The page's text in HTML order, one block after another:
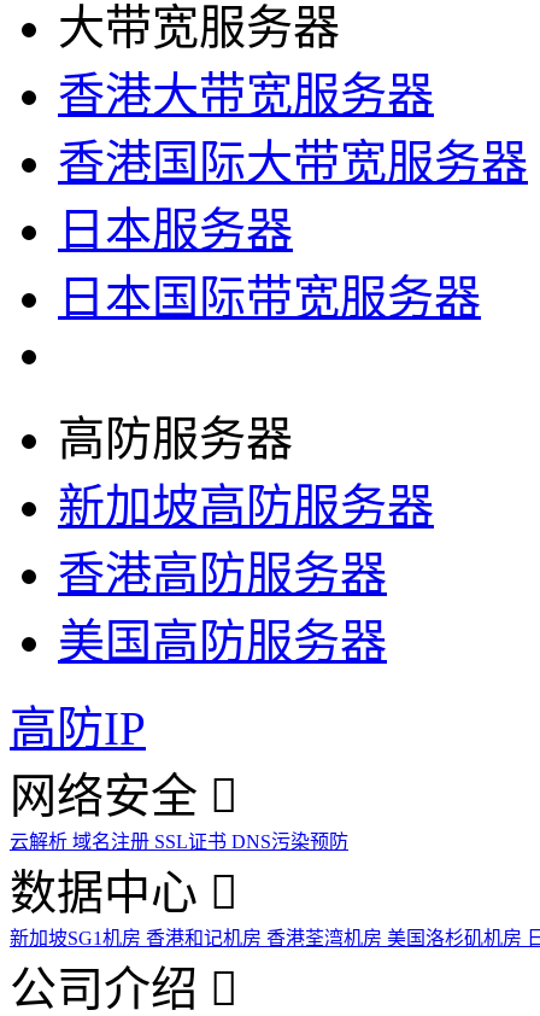
大带宽服务器
香港大带宽服务器
香港国际大带宽服务器
日本服务器
日本国际带宽服务器
高防服务器
新加坡高防服务器
香港高防服务器
美国高防服务器
高防IP
网络安全
云解析 域名注册 SSL证书 DNS污染预防
数据中心
新加坡SG1机房 香港和记机房 香港荃湾机房 美国洛杉矶机房
公司介绍